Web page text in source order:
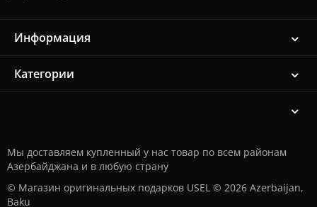
Информация
Категории
Мы доставляем купленный у нас товар по всем районам
Азербайджана и в любую страну
© Магазин оригинальных подарков USEL © 2026 Azerbaijan,
Baku